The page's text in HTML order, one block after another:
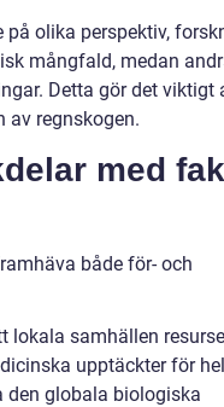
olika perspektiv,
mångfald, medan
Detta gör det viktigt
av regnskogen.
med
både för- och
lokala samhällen
upptäckter för
den globala biologiska